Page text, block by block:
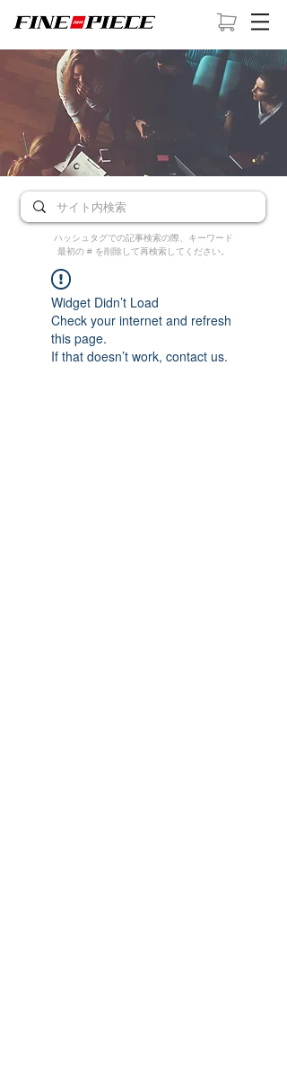
ハッシュタグでの記事検索の際、キーワード
最初の # を削除して再検索してください。
Widget Didn’t Load
Check your internet and refresh
this page.
If that doesn’t work, contact us.